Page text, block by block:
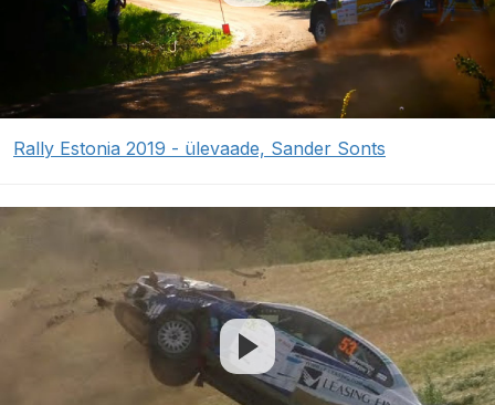
Rally Estonia 2019 - ülevaade, Sander Sonts